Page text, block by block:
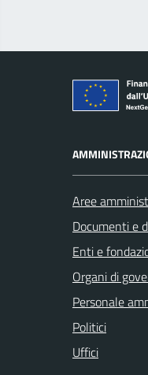
Aree
Documenti e
Enti e
Organi di
Personale
Politici
Uffici